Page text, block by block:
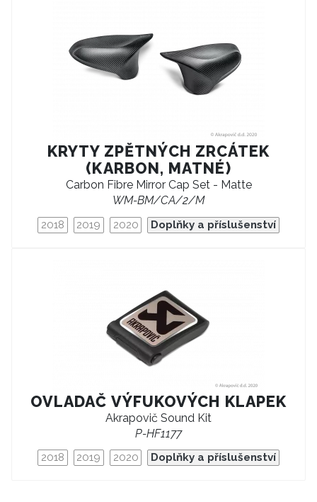
KRYTY ZPĚTNÝCH ZRCÁTEK
(KARBON, MATNÉ)
Carbon Fibre Mirror Cap Set - Matte
WM-BM/CA/2/M
2018 2019 2020 Doplňky a příslušenství
OVLADAČ VÝFUKOVÝCH KLAPEK
Akrapovič Sound Kit
P-HF1177
2018 2019 2020 Doplňky a příslušenství